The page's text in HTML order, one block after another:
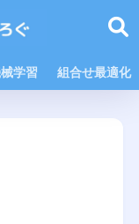
学習 組合せ最適化